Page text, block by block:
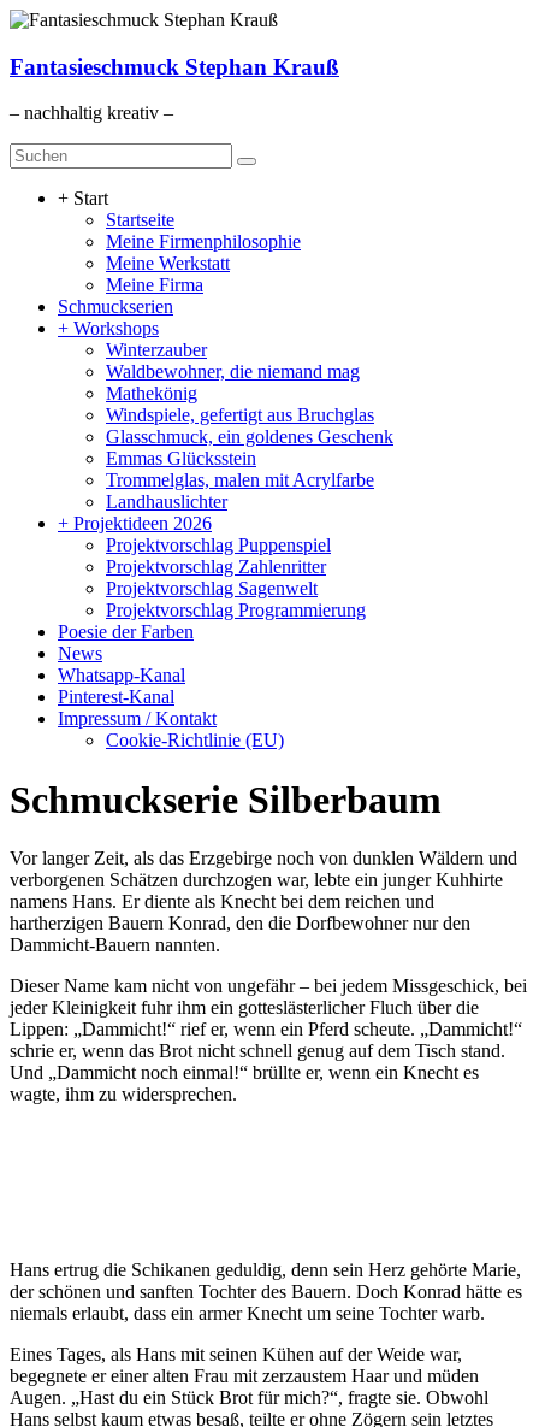
Zum
springen
Fantasieschmuck Stephan Krauß
– nachhaltig kreativ –
Menü
+ Start
Startseite
Meine Firmenphilosophie
Meine Werkstatt
Meine Firma
Schmuckserien
+ Workshops
Winterzauber
Waldbewohner, die niemand mag
Mathekönig
Windspiele, gefertigt aus Bruchglas
Glasschmuck, ein goldenes Geschenk
Emmas Glücksstein
Trommelglas, malen mit Acrylfarbe
Landhauslichter
+ Projektideen 2026
Projektvorschlag Puppenspiel
Projektvorschlag Zahlenritter
Projektvorschlag Sagenwelt
Projektvorschlag Programmierung
Poesie der Farben
News
Whatsapp-Kanal
Pinterest-Kanal
Impressum / Kontakt
Cookie-Richtlinie (EU)
Schmuckserie Silberbaum
Vor langer Zeit, als das Erzgebirge noch von dunklen Wäldern und
verborgenen Schätzen durchzogen war, lebte ein junger Kuhhirte
namens Hans. Er diente als Knecht bei dem reichen und
hartherzigen Bauern Konrad, den die Dorfbewohner nur den
Dammicht-Bauern nannten.
Dieser Name kam nicht von ungefähr – bei jedem Missgeschick, bei
jeder Kleinigkeit fuhr ihm ein gotteslästerlicher Fluch über die
Lippen: „Dammicht!“ rief er, wenn ein Pferd scheute. „Dammicht!“
schrie er, wenn das Brot nicht schnell genug auf dem Tisch stand.
Und „Dammicht noch einmal!“ brüllte er, wenn ein Knecht es
wagte, ihm zu widersprechen.
Hans ertrug die Schikanen geduldig, denn sein Herz gehörte Marie,
der schönen und sanften Tochter des Bauern. Doch Konrad hätte es
niemals erlaubt, dass ein armer Knecht um seine Tochter warb.
Eines Tages, als Hans mit seinen Kühen auf der Weide war,
begegnete er einer alten Frau mit zerzaustem Haar und müden
Augen. „Hast du ein Stück Brot für mich?“, fragte sie. Obwohl
Hans selbst kaum etwas besaß, teilte er ohne Zögern sein letztes